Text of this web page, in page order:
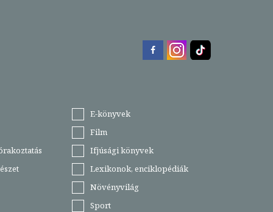
E-könyvek
Film
Ifjúsági könyvek
Lexikonok, enciklopédiák
Növényvilág
Sport